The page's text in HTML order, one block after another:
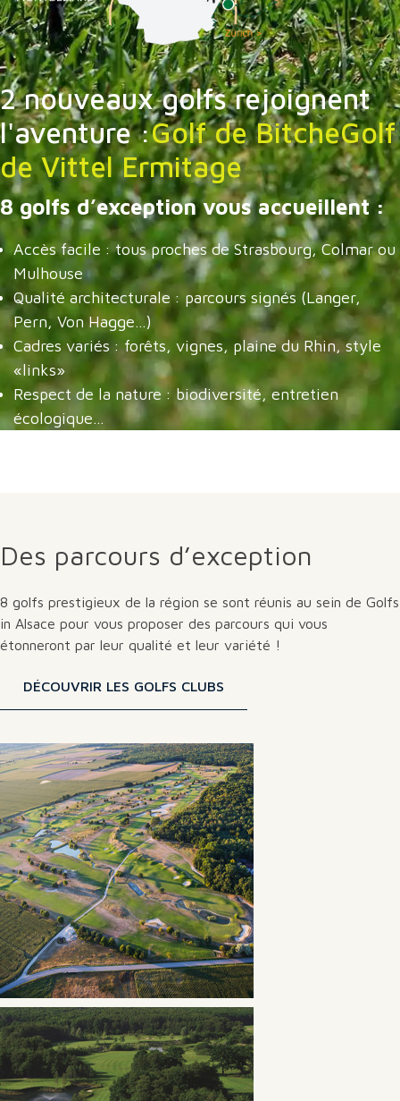
2 nouveaux golfs rejoignent
l'aventure :Golf de BitcheGolf
de Vittel Ermitage
8 golfs d’exception vous accueillent :
Accès facile : tous proches de Strasbourg, Colmar ou
Mulhouse
Qualité architecturale : parcours signés (Langer,
Pern, Von Hagge…)
Cadres variés : forêts, vignes, plaine du Rhin, style
«links»
Respect de la nature : biodiversité, entretien
écologique…
Des parcours d’exception
8 golfs prestigieux de la région se sont réunis au sein de Golfs
in Alsace pour vous proposer des parcours qui vous
étonneront par leur qualité et leur variété !
DÉCOUVRIR LES GOLFS CLUBS